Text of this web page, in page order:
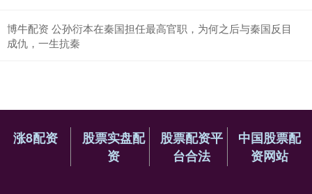
博牛配资 公孙衍本在秦国担任最高官职，为何之后与秦国反目
成仇，一生抗秦
涨8配资
股票实盘配
资
股票配资平
台合法
中国股票配
资网站